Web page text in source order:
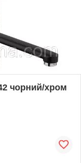
чорний/хром